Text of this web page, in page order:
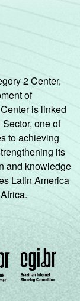
2 Center,
of
is linked
one of
to achieving
its
and knowledge
Latin America